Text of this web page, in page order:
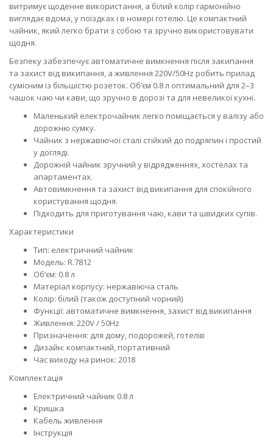
витримує щоденне використання, а білий колір гармонійно
виглядає вдома, у поїздках і в номері готелю. Це компактний
чайник, який легко брати з собою та зручно використовувати
щодня.
Безпеку забезпечує автоматичне вимкнення після закипання
та захист від википання, а живлення 220V/50Hz робить прилад
сумісним із більшістю розеток. Об’єм 0.8 л оптимальний для 2–3
чашок чаю чи кави, що зручно в дорозі та для невеликої кухні.
Маленький електрочайник легко поміщається у валізу або
дорожню сумку.
Чайник з нержавіючої сталі стійкий до подряпин і простий
у догляді.
Дорожній чайник зручний у відрядженнях, хостелах та
апартаментах.
Автовимкнення та захист від википання для спокійного
користування щодня.
Підходить для приготування чаю, кави та швидких супів.
Характеристики
Тип: електричний чайник
Модель: R.7812
Об’єм: 0.8 л
Матеріал корпусу: нержавіюча сталь
Колір: білий (також доступний чорний)
Функції: автоматичне вимкнення, захист від википання
Живлення: 220V / 50Hz
Призначення: для дому, подорожей, готелів
Дизайн: компактний, портативний
Час виходу на ринок: 2018
Комплектація
Електричний чайник 0.8 л
Кришка
Кабель живлення
Інструкція